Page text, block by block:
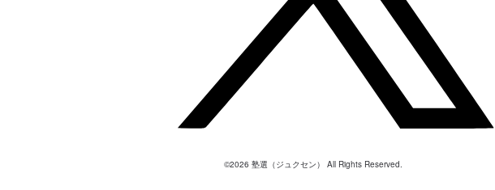
©2026 塾選（ジュクセン） All Rights Reserved.